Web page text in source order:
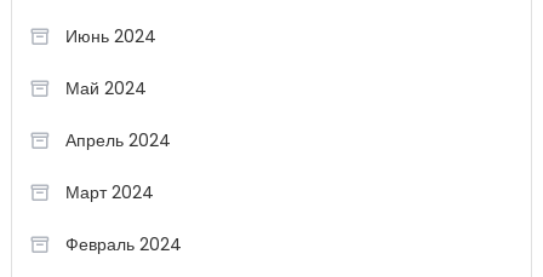
Июнь 2024
Май 2024
Апрель 2024
Март 2024
Февраль 2024